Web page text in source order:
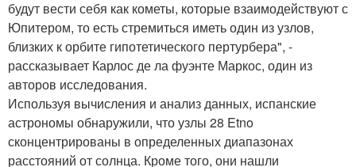
будут вести себя как кометы, которые взаимодействуют с
Юпитером, то есть стремиться иметь один из узлов,
близких к орбите гипотетического пертурбера", -
рассказывает Карлос де ла фуэнте Маркос, один из
авторов исследования.
Используя вычисления и анализ данных, испанские
астрономы обнаружили, что узлы 28 Etno
сконцентрированы в определенных диапазонах
расстояний от солнца. Кроме того, они нашли